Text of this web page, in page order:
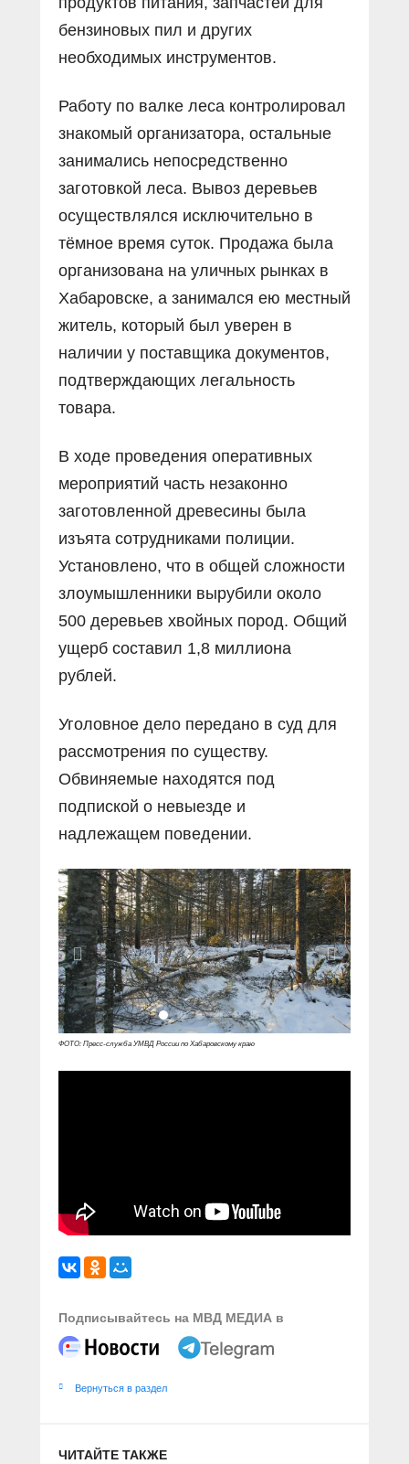
бензиновых пил и других
необходимых инструментов.
Работу по валке леса контролировал
знакомый организатора, остальные
занимались непосредственно
заготовкой леса. Вывоз деревьев
осуществлялся исключительно в
тёмное время суток. Продажа была
организована на уличных рынках в
Хабаровске, а занимался ею местный
житель, который был уверен в
наличии у поставщика документов,
подтверждающих легальность
товара.
В ходе проведения оперативных
мероприятий часть незаконно
заготовленной древесины была
изъята сотрудниками полиции.
Установлено, что в общей сложности
злоумышленники вырубили около
500 деревьев хвойных пород. Общий
ущерб составил 1,8 миллиона
рублей.
Уголовное дело передано в суд для
рассмотрения по существу.
Обвиняемые находятся под
подпиской о невыезде и
надлежащем поведении.
ФОТО: Пресс-служба УМВД России по Хабаровскому краю
Подписывайтесь на МВД МЕДИА в
Вернуться в раздел
ЧИТАЙТЕ ТАКЖЕ